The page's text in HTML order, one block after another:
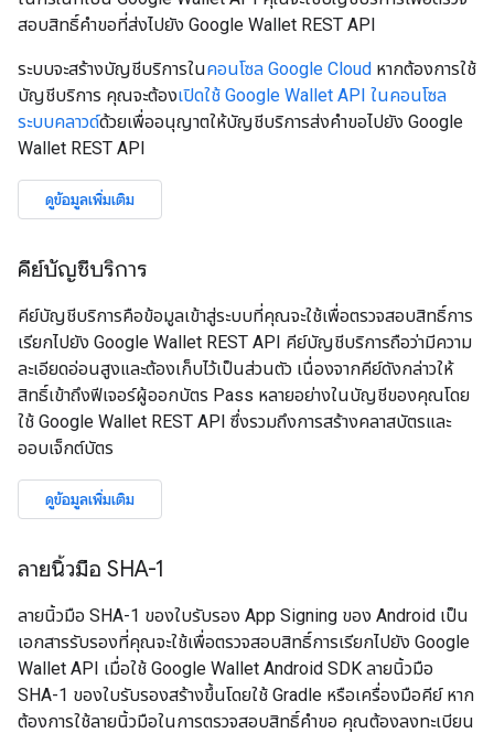
สอบสิทธิ์คำขอที่ส่งไปยัง Google Wallet REST API
ระบบจะสร้างบัญชีบริการในคอนโซล Google Cloud หากต้องการใช้
บัญชีบริการ คุณจะต้องเปิดใช้ Google Wallet API ในคอนโซล
ระบบคลาวด์ด้วยเพื่ออนุญาตให้บัญชีบริการส่งคำขอไปยัง Google
Wallet REST API
ดูข้อมูลเพิ่มเติม
คีย์บัญชีบริการ
คีย์บัญชีบริการคือข้อมูลเข้าสู่ระบบที่คุณจะใช้เพื่อตรวจสอบสิทธิ์การ
เรียกไปยัง Google Wallet REST API คีย์บัญชีบริการถือว่ามีความ
ละเอียดอ่อนสูงและต้องเก็บไว้เป็นส่วนตัว เนื่องจากคีย์ดังกล่าวให้
สิทธิ์เข้าถึงฟีเจอร์ผู้ออกบัตร Pass หลายอย่างในบัญชีของคุณโดย
ใช้ Google Wallet REST API ซึ่งรวมถึงการสร้างคลาสบัตรและ
ออบเจ็กต์บัตร
ดูข้อมูลเพิ่มเติม
ลายนิ้วมือ SHA-1
ลายนิ้วมือ SHA-1 ของใบรับรอง App Signing ของ Android เป็น
เอกสารรับรองที่คุณจะใช้เพื่อตรวจสอบสิทธิ์การเรียกไปยัง Google
Wallet API เมื่อใช้ Google Wallet Android SDK ลายนิ้วมือ
SHA-1 ของใบรับรองสร้างขึ้นโดยใช้ Gradle หรือเครื่องมือคีย์ หาก
ต้องการใช้ลายนิ้วมือในการตรวจสอบสิทธิ์คำขอ คุณต้องลงทะเบียน